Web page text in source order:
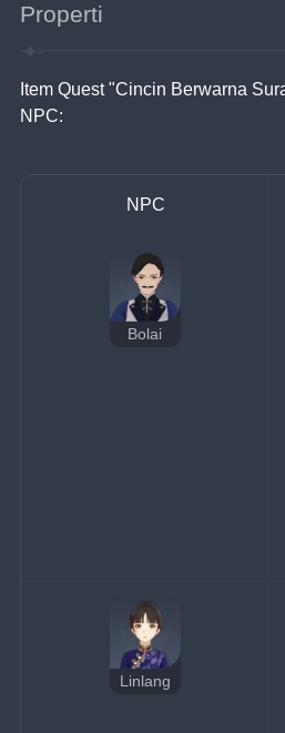
Properti
Item Quest "Cincin Berwarna
NPC:
NPC
Bolai
Linlang